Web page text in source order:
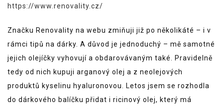
https://www.renovality.cz/
Značku Renovality na webu zmiňuji již po několikáté – i v
rámci tipů na dárky. A důvod je jednoduchý – mě samotné
jejich olejíčky vyhovují a obdarovávaným také. Pravidelně
tedy od nich kupuji arganový olej a z neolejových
produktů kyselinu hyaluronovou. Letos jsem se rozhodla
do dárkového balíčku přidat i ricinový olej, který má